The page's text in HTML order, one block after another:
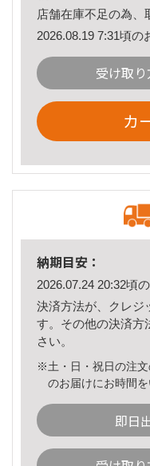
店舗在庫不足の為、
2026.08.19 7:31頃の
受け取
カ
納期目安：
2026.07.24 20:32頃
決済方法が、クレジ
す。その他の決済方
さい。
※土・日・祝日の注
のお届けにお時間
即日